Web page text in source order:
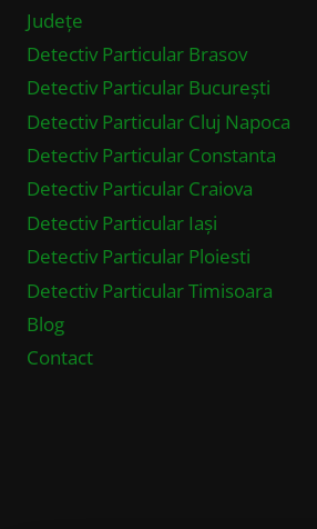
Județe
Detectiv Particular Brasov
Detectiv Particular București
Detectiv Particular Cluj Napoca
Detectiv Particular Constanta
Detectiv Particular Craiova
Detectiv Particular Iași
Detectiv Particular Ploiesti
Detectiv Particular Timisoara
Blog
Contact